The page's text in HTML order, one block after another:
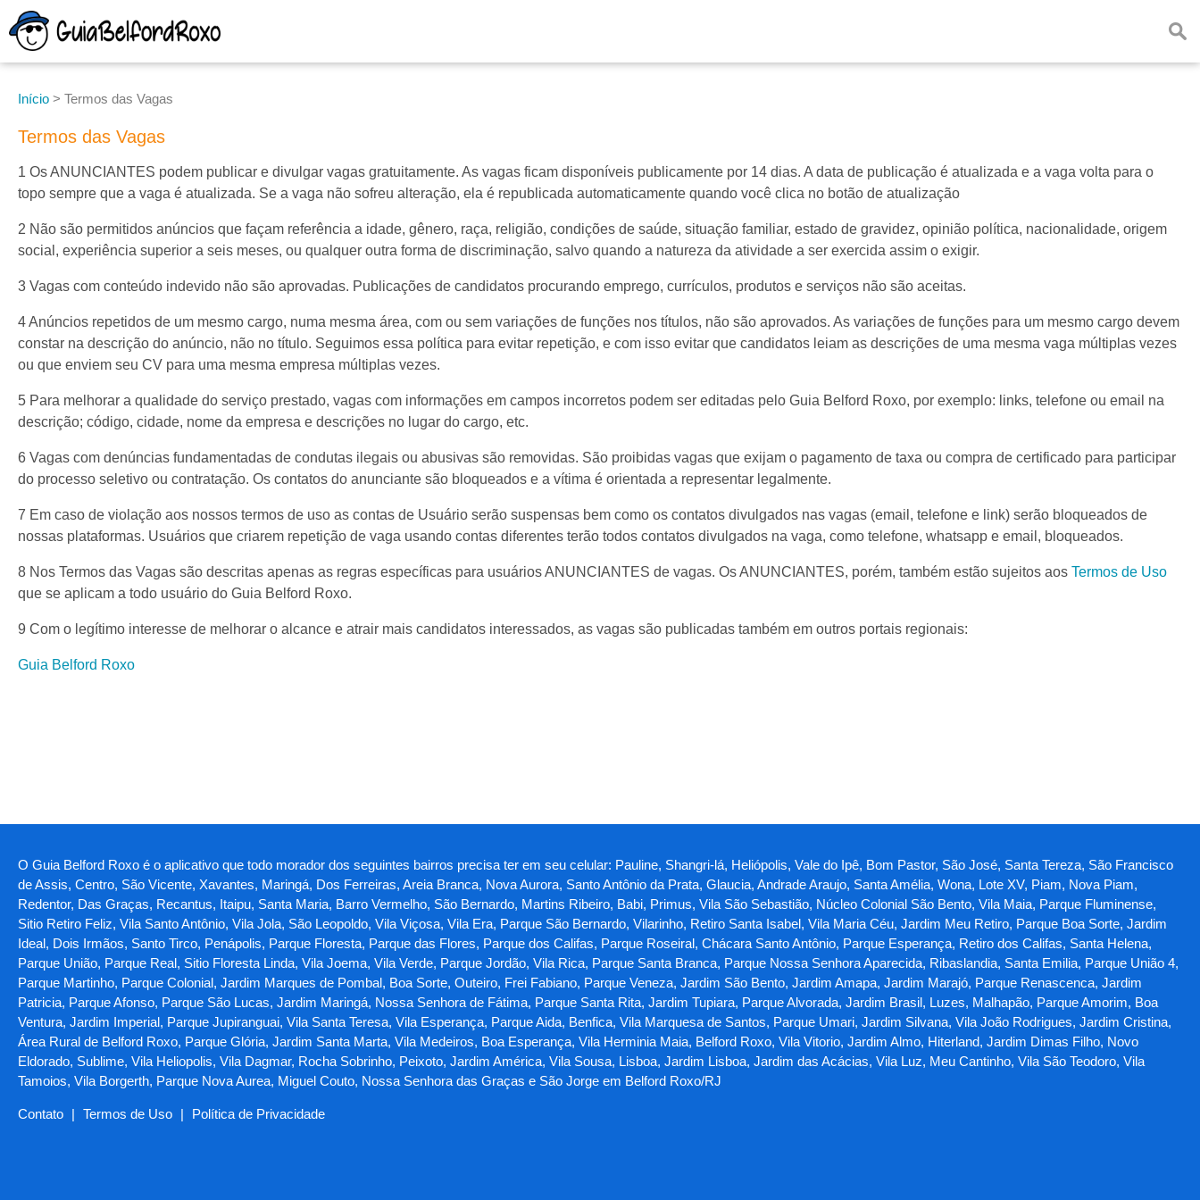
Início > Termos das Vagas
Termos das Vagas
1 Os ANUNCIANTES podem publicar e divulgar vagas gratuitamente. As vagas ficam disponíveis publicamente por 14 dias. A data de publicação é atualizada e a vaga volta para o
topo sempre que a vaga é atualizada. Se a vaga não sofreu alteração, ela é republicada automaticamente quando você clica no botão de atualização
2 Não são permitidos anúncios que façam referência a idade, gênero, raça, religião, condições de saúde, situação familiar, estado de gravidez, opinião política, nacionalidade, origem
social, experiência superior a seis meses, ou qualquer outra forma de discriminação, salvo quando a natureza da atividade a ser exercida assim o exigir.
3 Vagas com conteúdo indevido não são aprovadas. Publicações de candidatos procurando emprego, currículos, produtos e serviços não são aceitas.
4 Anúncios repetidos de um mesmo cargo, numa mesma área, com ou sem variações de funções nos títulos, não são aprovados. As variações de funções para um mesmo cargo devem
constar na descrição do anúncio, não no título. Seguimos essa política para evitar repetição, e com isso evitar que candidatos leiam as descrições de uma mesma vaga múltiplas vezes
ou que enviem seu CV para uma mesma empresa múltiplas vezes.
5 Para melhorar a qualidade do serviço prestado, vagas com informações em campos incorretos podem ser editadas pelo Guia Belford Roxo, por exemplo: links, telefone ou email na
descrição; código, cidade, nome da empresa e descrições no lugar do cargo, etc.
6 Vagas com denúncias fundamentadas de condutas ilegais ou abusivas são removidas. São proibidas vagas que exijam o pagamento de taxa ou compra de certificado para participar
do processo seletivo ou contratação. Os contatos do anunciante são bloqueados e a vítima é orientada a representar legalmente.
7 Em caso de violação aos nossos termos de uso as contas de Usuário serão suspensas bem como os contatos divulgados nas vagas (email, telefone e link) serão bloqueados de
nossas plataformas. Usuários que criarem repetição de vaga usando contas diferentes terão todos contatos divulgados na vaga, como telefone, whatsapp e email, bloqueados.
8 Nos Termos das Vagas são descritas apenas as regras específicas para usuários ANUNCIANTES de vagas. Os ANUNCIANTES, porém, também estão sujeitos aos Termos de Uso
que se aplicam a todo usuário do Guia Belford Roxo.
9 Com o legítimo interesse de melhorar o alcance e atrair mais candidatos interessados, as vagas são publicadas também em outros portais regionais:
Guia Belford Roxo
O Guia Belford Roxo é o aplicativo que todo morador dos seguintes bairros precisa ter em seu celular: Pauline, Shangri-lá, Heliópolis, Vale do Ipê, Bom Pastor, São José, Santa Tereza, São Francisco
de Assis, Centro, São Vicente, Xavantes, Maringá, Dos Ferreiras, Areia Branca, Nova Aurora, Santo Antônio da Prata, Glaucia, Andrade Araujo, Santa Amélia, Wona, Lote XV, Piam, Nova Piam,
Redentor, Das Graças, Recantus, Itaipu, Santa Maria, Barro Vermelho, São Bernardo, Martins Ribeiro, Babi, Primus, Vila São Sebastião, Núcleo Colonial São Bento, Vila Maia, Parque Fluminense,
Sitio Retiro Feliz, Vila Santo Antônio, Vila Jola, São Leopoldo, Vila Viçosa, Vila Era, Parque São Bernardo, Vilarinho, Retiro Santa Isabel, Vila Maria Céu, Jardim Meu Retiro, Parque Boa Sorte, Jardim
Ideal, Dois Irmãos, Santo Tirco, Penápolis, Parque Floresta, Parque das Flores, Parque dos Califas, Parque Roseiral, Chácara Santo Antônio, Parque Esperança, Retiro dos Califas, Santa Helena,
Parque União, Parque Real, Sitio Floresta Linda, Vila Joema, Vila Verde, Parque Jordão, Vila Rica, Parque Santa Branca, Parque Nossa Senhora Aparecida, Ribaslandia, Santa Emilia, Parque União 4,
Parque Martinho, Parque Colonial, Jardim Marques de Pombal, Boa Sorte, Outeiro, Frei Fabiano, Parque Veneza, Jardim São Bento, Jardim Amapa, Jardim Marajó, Parque Renascenca, Jardim
Patricia, Parque Afonso, Parque São Lucas, Jardim Maringá, Nossa Senhora de Fátima, Parque Santa Rita, Jardim Tupiara, Parque Alvorada, Jardim Brasil, Luzes, Malhapão, Parque Amorim, Boa
Ventura, Jardim Imperial, Parque Jupiranguai, Vila Santa Teresa, Vila Esperança, Parque Aida, Benfica, Vila Marquesa de Santos, Parque Umari, Jardim Silvana, Vila João Rodrigues, Jardim Cristina,
Área Rural de Belford Roxo, Parque Glória, Jardim Santa Marta, Vila Medeiros, Boa Esperança, Vila Herminia Maia, Belford Roxo, Vila Vitorio, Jardim Almo, Hiterland, Jardim Dimas Filho, Novo
Eldorado, Sublime, Vila Heliopolis, Vila Dagmar, Rocha Sobrinho, Peixoto, Jardim América, Vila Sousa, Lisboa, Jardim Lisboa, Jardim das Acácias, Vila Luz, Meu Cantinho, Vila São Teodoro, Vila
Tamoios, Vila Borgerth, Parque Nova Aurea, Miguel Couto, Nossa Senhora das Graças e São Jorge em Belford Roxo/RJ
Contato | Termos de Uso | Política de Privacidade